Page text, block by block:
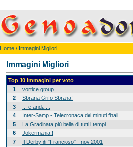
Home / Immagini Migliori
Immagini Migliori
Top 10 immagini per voto
1
vortice group
2
Sbrana Grifo Sbrana!
3
... e anda ...
4
Inter-Samp - Telecronaca dei minuti finali
5
La Gradinata più bella di tutti i tempi ...
6
Jokermania!!
7
Il Derby di "Francioso" - nov 2001